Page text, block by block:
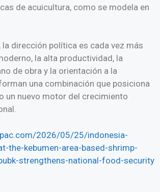
de acuicultura, como se modela en
la dirección política es cada vez más
la alta productividad, la
de obra y la orientación a la
una combinación que posiciona
un nuevo motor del crecimiento
2026/05/25/indonesia-
the-kebumen-area-based-shrimp-
strengthens-national-food-security